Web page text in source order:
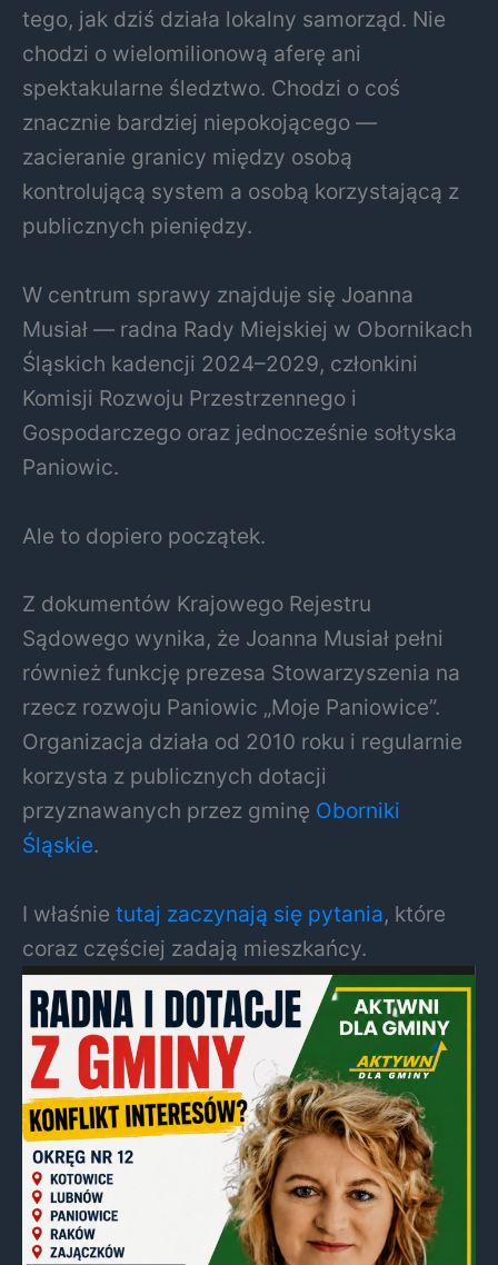
tego, jak dziś działa lokalny samorząd. Nie
chodzi o wielomilionową aferę ani
spektakularne śledztwo. Chodzi o coś
znacznie bardziej niepokojącego —
zacieranie granicy między osobą
kontrolującą system a osobą korzystającą z
publicznych pieniędzy.
W centrum sprawy znajduje się Joanna
Musiał — radna Rady Miejskiej w Obornikach
Śląskich kadencji 2024–2029, członkini
Komisji Rozwoju Przestrzennego i
Gospodarczego oraz jednocześnie sołtyska
Paniowic.
Ale to dopiero początek.
Z dokumentów Krajowego Rejestru
Sądowego wynika, że Joanna Musiał pełni
również funkcję prezesa Stowarzyszenia na
rzecz rozwoju Paniowic „Moje Paniowice”.
Organizacja działa od 2010 roku i regularnie
korzysta z publicznych dotacji
przyznawanych przez gminę Oborniki
Śląskie.
I właśnie tutaj zaczynają się pytania, które
coraz częściej zadają mieszkańcy.